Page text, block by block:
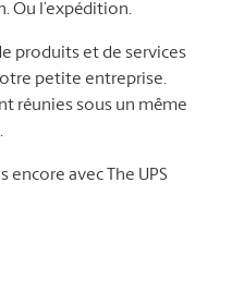
Ou l’expédition.
produits et de services
petite entreprise.
réunies sous un même
encore avec The UPS